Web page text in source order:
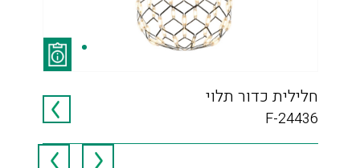
חלילית כדור תלוי
F-24436